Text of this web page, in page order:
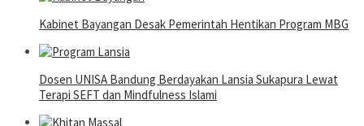
Kabinet Bayangan Desak Pemerintah Hentikan Program MBG
Dosen UNISA Bandung Berdayakan Lansia Sukapura Lewat
Terapi SEFT dan Mindfulness Islami